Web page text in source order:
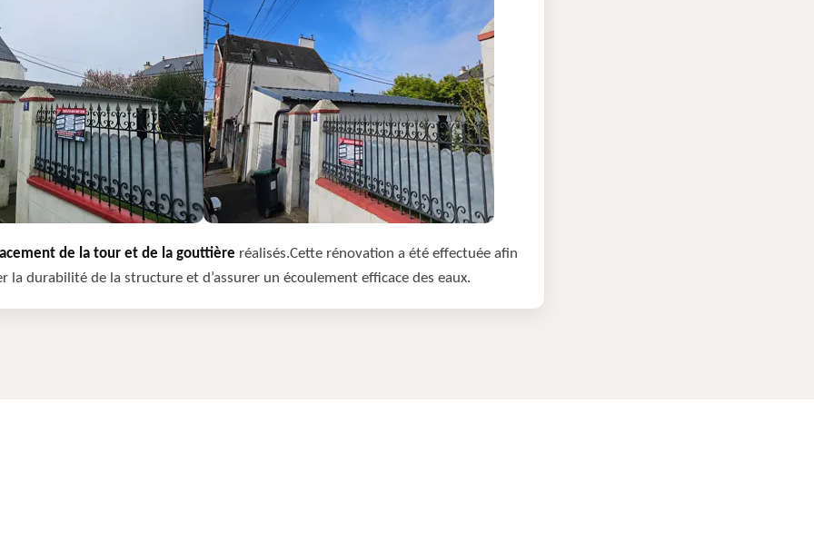
de la tour et de la gouttière réalisés.Cette rénovation a été effectuée afin
la durabilité de la structure et d’assurer un écoulement efficace des eaux.